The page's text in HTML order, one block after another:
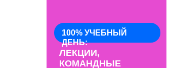
ЛЕКЦИИ,
КОМАНДНЫЕ
100% УЧЕБНЫЙ
ДЕНЬ: